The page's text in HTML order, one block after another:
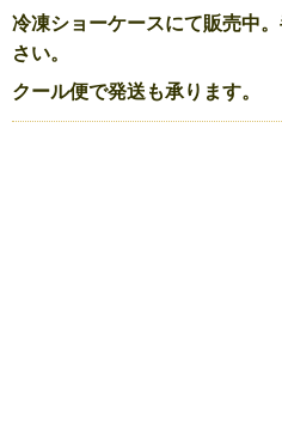
冷凍ショーケースにて販売中
さい。
クール便で発送も承ります。